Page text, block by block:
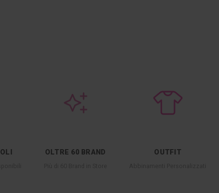
OLTRE 60 BRAND OUTFIT